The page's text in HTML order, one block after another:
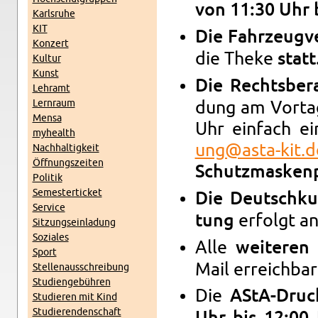
Karls­ru­he
KIT
Kon­zert
Kul­tur
Kunst
Lehr­amt
Lern­raum
Mensa
myhe­alth
Nach­hal­tig­keit
Öff­nungs­zei­ten
Po­li­tik
Se­mes­ter­ti­cket
Ser­vice
Sit­zungs­ein­la­dung
So­zia­les
Sport
Stel­len­aus­schrei­bung
Stu­di­en­ge­büh­ren
Stu­die­ren mit Kind
Stu­die­ren­den­schaft
von 11:30 Uhr
Die
die Theke
Die
dung am
Uhr ein­fach
ung@​asta-​
Die
tung er­folgt
Alle wei­te­ren
Mail
Die AStA-